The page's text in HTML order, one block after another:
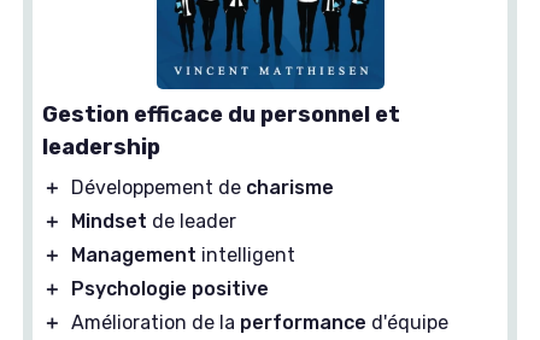
Gestion efficace du personnel et
leadership
＋ Développement de charisme
＋
Mindset de leader
＋
Management intelligent
＋
Psychologie positive
＋ Amélioration de la performance d'équipe